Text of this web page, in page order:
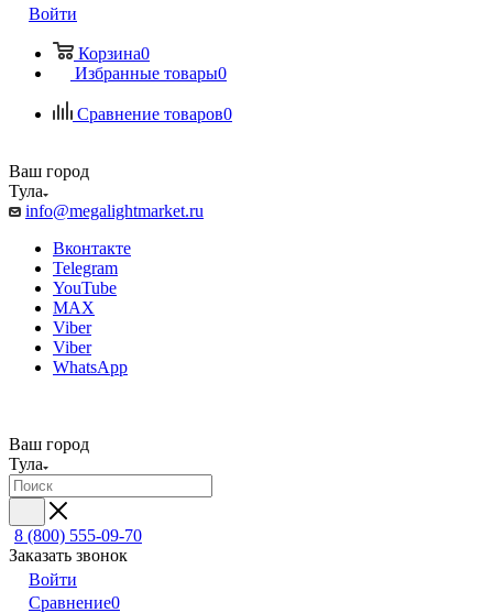
Войти
Корзина0
Избранные товары0
Сравнение товаров0
Ваш город
Тула
info@megalightmarket.ru
Вконтакте
Telegram
YouTube
MAX
Viber
Viber
WhatsApp
Ваш город
Тула
8 (800) 555-09-70
Заказать звонок
Войти
Сравнение0